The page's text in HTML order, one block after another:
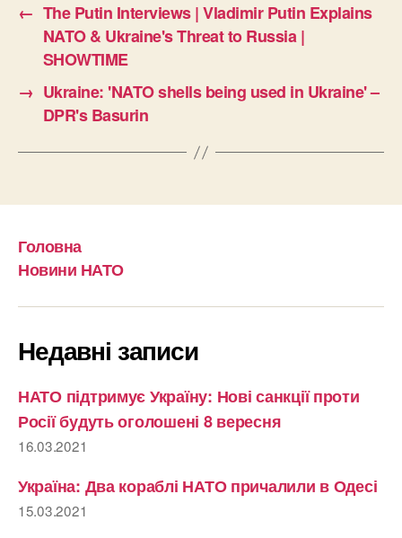
← The Putin Interviews | Vladimir Putin Explains
NATO & Ukraine's Threat to Russia |
SHOWTIME
→ Ukraine: 'NATO shells being used in Ukraine' –
DPR's Basurin
Головна
Новини НАТО
Недавні записи
НАТО підтримує Україну: Нові санкції проти
Росії будуть оголошені 8 вересня
16.03.2021
Україна: Два кораблі НАТО причалили в Одесі
15.03.2021